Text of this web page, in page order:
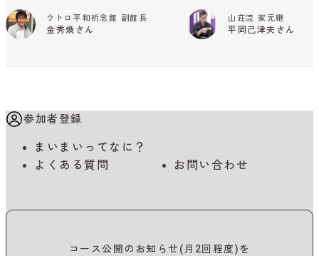
ウトロ平和祈念館 副館長
金秀煥さん
山荘流 家元継
平岡己津夫さん
参加者登録
まいまいってなに？
よくある質問
お問い合わせ
コース公開のお知らせ(月2回程度)を